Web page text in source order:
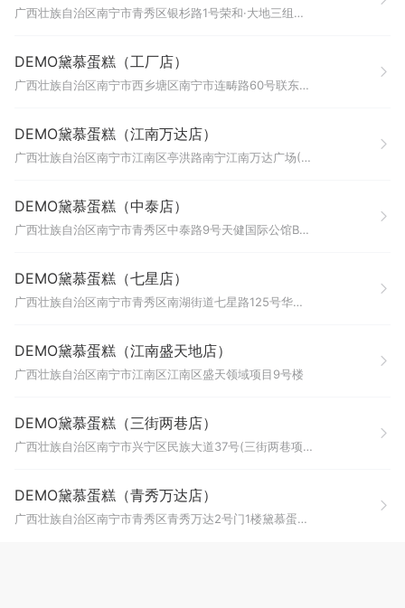
广西壮族自治区南宁市青秀区银杉路1号荣和·大地三组团8号楼地下一层B112号和B113号商铺
DEMO黛慕蛋糕（工厂店）
广西壮族自治区南宁市西乡塘区南宁市连畴路60号联东U谷南宁高新科技创新谷项目23号厂房101号厂房201房
DEMO黛慕蛋糕（江南万达店）
广西壮族自治区南宁市江南区亭洪路南宁江南万达广场(1号门)
DEMO黛慕蛋糕（中泰店）
广西壮族自治区南宁市青秀区中泰路9号天健国际公馆B座1楼113号黛慕蛋糕(中泰店)
DEMO黛慕蛋糕（七星店）
广西壮族自治区南宁市青秀区南湖街道七星路125号华星大厦一层B119号朝阳大药房(华星城分店)
DEMO黛慕蛋糕（江南盛天地店）
广西壮族自治区南宁市江南区江南区盛天领域项目9号楼
DEMO黛慕蛋糕（三街两巷店）
广西壮族自治区南宁市兴宁区民族大道37号(三街两巷项目)L1层113号商铺DEMO黛慕蛋糕(三街两巷店)
DEMO黛慕蛋糕（青秀万达店）
广西壮族自治区南宁市青秀区青秀万达2号门1楼黛慕蛋糕DEMO黛慕蛋糕(青秀万达店)